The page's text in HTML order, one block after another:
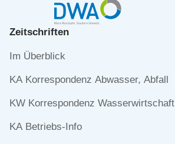
Zeitschriften
Navigation
Im Überblick
KA Korrespondenz Abwasser, Abfall
KW Korrespondenz Wasserwirtschaft
KA Betriebs-Info